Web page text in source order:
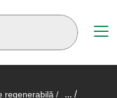
regenerabilă / ... /